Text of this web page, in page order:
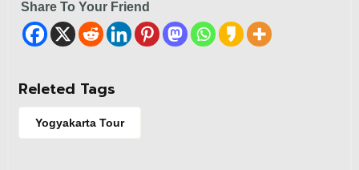
Share To Your Friend
Releted Tags
Yogyakarta Tour